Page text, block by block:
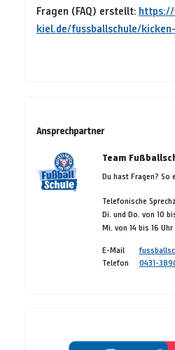
Fragen (FAQ) erstellt:
kiel.de/fussballschule/
Ansprechpartner
Team
Du hast Fragen? So
Telefonische
Di. und Do. von 10
Mi. von 14 bis 16 Uhr
E-Mail
Telefon
0431-